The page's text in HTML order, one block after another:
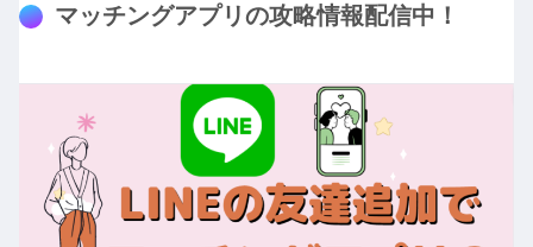
マッチングアプリの攻略情報配信中！